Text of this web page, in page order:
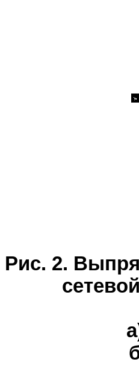
Рис. 2.